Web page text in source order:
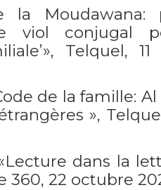
la Moudawana:
viol conjugal
Telquel,
de la famille:
»,
dans la
360, 22 octubre